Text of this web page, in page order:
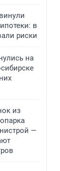
в
риски
на
из
—